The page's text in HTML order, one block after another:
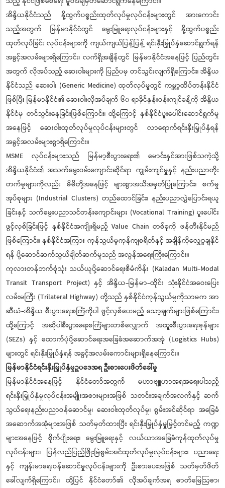
အိန္ဒိယနိုင်ငံသည် နို့ထွက်ပစ္စည်းထုတ်လုပ်မှုလုပ်ငန်းများတွင် အားကောင်း
သည့်အတွက် မြန်မာနိုင်ငံတွင် မွေးမြူရေးလုပ်ငန်းများနှင့် နို့ထွက်ပစ္စည်း
ထုတ်လုပ်ခြင်း လုပ်ငန်းများကို ကျယ်ကျယ်ပြန့်ပြန့် ရင်းနှီးမြှုပ်နှံဆောင်ရွက်ရန်
အခွင့်အလမ်းများရှိကြောင်း၊ လက်ရှိအချိန်တွင် မြန်မာနိုင်ငံအနေဖြင့် ပြည်တွင်း
အတွက် လိုအပ်သည့် ဆေးဝါးများကို ပြည်ပမှ တင်သွင်းလျက်ရှိကြောင်း၊ အိန္ဒိယ
နိုင်ငံသည် ဆေးဝါး (Generic Medicine) ထုတ်လုပ်မှုတွင် ကမ္ဘာ့ထိပ်တန်းနိုင်ငံ
ဖြစ်ပြီး မြန်မာနိုင်ငံ၏ ဆေးဝါးလိုအပ်ချက် ၆၀ ရာခိုင်နှုန်းဝန်းကျင်ခန့်ကို အိန္ဒိယ
နိုင်ငံမှ တင်သွင်းနေခြင်းဖြစ်ကြောင်း၊ ထို့ကြောင့် နှစ်နိုင်ငံပူးပေါင်းဆောင်ရွက်မှု
အနေဖြင့် ဆေးဝါးထုတ်လုပ်မှုလုပ်ငန်းများတွင် လာရောက်ရင်းနှီးမြှုပ်နှံရန်
အခွင့်အလမ်းများစွာရှိကြောင်း။
MSME လုပ်ငန်းများသည် မြန်မာ့စီးပွားရေး၏ မောင်းနှင်အားဖြစ်သကဲ့သို့
အိန္ဒိယနိုင်ငံ၏ အသက်မွေးဝမ်းကျောင်းဆိုင်ရာ ကျွမ်းကျင်မှုနှင့် နည်းပညာတိုး
တက်မှုများကိုလည်း မိမိတို့အနေဖြင့် များစွာအသိအမှတ်ပြုကြောင်း၊ စက်မှု
အုပ်စုများ (Industrial Clusters) တည်ထောင်ခြင်း၊ နည်းပညာလွှဲပြောင်းရယူ
ခြင်းနှင့် သက်မွေးပညာသင်တန်းကျောင်းများ (Vocational Training) ပူးပေါင်း
ဖွင့်လှစ်ခြင်းဖြင့် နှစ်နိုင်ငံအကျိုးရှိမည့် Value Chain တစ်ခုကို ဖန်တီးနိုင်မည်
ဖြစ်ကြောင်း၊ နှစ်နိုင်ငံအကြား ကုန်သွယ်မှုကုန်ကျစရိတ်နှင့် အချိန်ကိုလျှော့ချနိုင်
ရန် ပို့ဆောင်ဆက်သွယ်ချိတ်ဆက်မှုသည် အလွန်အရေးကြီးကြောင်း။
ကုလားတန်ဘက်စုံသုံး သယ်ယူပို့ဆောင်ရေးစီမံကိန်း (Kaladan Multi-Modal
Transit Transport Project) နှင့် အိန္ဒိယ-မြန်မာ-ထိုင်း သုံးနိုင်ငံအဝေးပြေး
လမ်းမကြီး (Trilateral Highway) တို့သည် နှစ်နိုင်ငံကုန်သွယ်မှုကိုသာမက အာ
ဆီယံ-အိန္ဒိယ စီးပွားရေးစင်္ကြံကိုပါ ဖွင့်လှစ်ပေးမည့် သော့ချက်များဖြစ်ကြောင်း၊
ထို့ကြောင့် အဆိုပါစီးပွားရေးစင်္ကြံများတစ်လျှောက် အထူးစီးပွားရေးဇုန်များ
(SEZs) နှင့် ထောက်ပံ့ပို့ဆောင်ရေးအခြေခံအဆောက်အအုံ (Logistics Hubs)
များတွင် ရင်းနှီးမြှုပ်နှံရန် အခွင့်အလမ်းကောင်းများရှိနေကြောင်း။
မြန်မာနိုင်ငံရင်းနှီးမြှုပ်နှံမှုဥပဒေအရ ဦးစားပေးဖိတ်ခေါ်မှု
မြန်မာနိုင်ငံအနေဖြင့် နိုင်ငံတော်အတွက် မဟာဗျူဟာအရအရေးပါသည့်
ရင်းနှီးမြှုပ်နှံမှုလုပ်ငန်းအမျိုးအစားများအဖြစ် သတင်းအချက်အလက်နှင့် ဆက်
သွယ်ရေးနည်းပညာဝန်ဆောင်မှု၊ ဆေးဝါးထုတ်လုပ်မှု၊ စွမ်းအင်ဆိုင်ရာ အခြေခံ
အဆောက်အအုံများအဖြစ် သတ်မှတ်ထားပြီး ရင်းနှီးမြှုပ်နှံမှုမြှင့်တင်မည့် ကဏ္ဍ
များအနေဖြင့် စိုက်ပျိုးရေး၊ မွေးမြူရေးနှင့် လယ်ယာအခြေခံကုန်ထုတ်လုပ်မှု
လုပ်ငန်းများ၊ ပြန်လည်ပြည့်ဖြိုးမြဲစွမ်းအင်ထုတ်လုပ်မှုလုပ်ငန်းများ၊ ပညာရေး
နှင့် ကျန်းမာရေးဝန်ဆောင်မှုလုပ်ငန်းများကို ဦးစားပေးအဖြစ် သတ်မှတ်ဖိတ်
ခေါ်လျက်ရှိကြောင်း၊ ထို့ပြင် နိုင်ငံတော်၏ လိုအပ်ချက်အရ ဓာတ်မြေဩဇာ၊